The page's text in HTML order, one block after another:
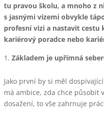
tu pravou školu, a mnoho z
s jasnými vizemi obvykle
profesní vizi a nastavit cestu
kariérový poradce nebo
Základem je upřímná
Jako první by si měl
má ambice, zda chce působit
dosažení, to vše zahrnuje